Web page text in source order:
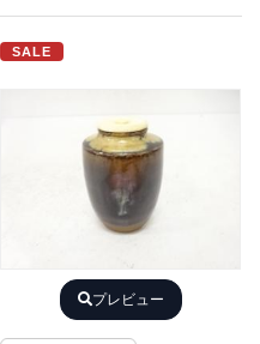
SALE
プレビュー